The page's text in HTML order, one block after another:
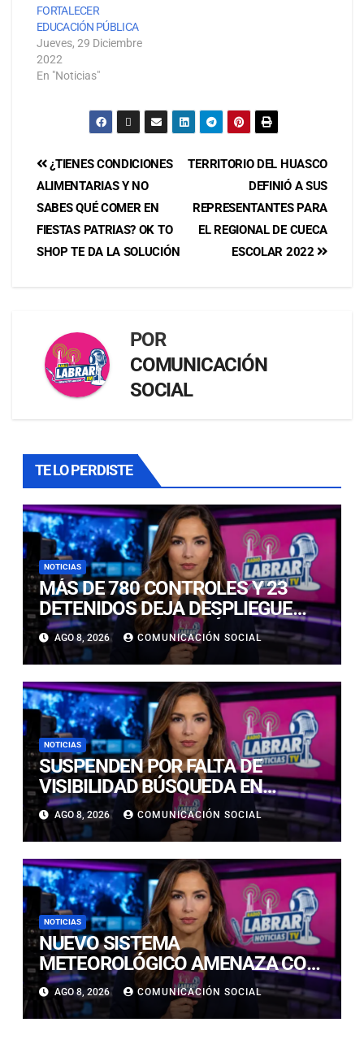
FORTALECER
EDUCACIÓN PÚBLICA
Jueves, 29 Diciembre
2022
En "Noticias"
TERRITORIO DEL HUASCO
DEFINIÓ A SUS
REPRESENTANTES PARA
EL REGIONAL DE CUECA
ESCOLAR 2022
¿TIENES CONDICIONES
ALIMENTARIAS Y NO
SABES QUÉ COMER EN
FIESTAS PATRIAS? OK TO
SHOP TE DA LA SOLUCIÓN
POR
COMUNICACIÓN
SOCIAL
TE LO PERDISTE
NOTICIAS
MÁS DE 780 CONTROLES Y 23
DETENIDOS DEJA DESPLIEGUE
POLICIAL EN COPIAPÓ Y CALDERA
AGO 8, 2026 COMUNICACIÓN SOCIAL
NOTICIAS
SUSPENDEN POR FALTA DE
VISIBILIDAD BÚSQUEDA EN
CALDERILLA: OPERATIVO SE
RETOMARÁ ESTE DOMINGO
AGO 8, 2026 COMUNICACIÓN SOCIAL
NOTICIAS
NUEVO SISTEMA
METEOROLÓGICO AMENAZA CON
LLUVIAS, NIEVE Y TORMENTAS
ELÉCTRICAS EN ATACAMA
AGO 8, 2026 COMUNICACIÓN SOCIAL